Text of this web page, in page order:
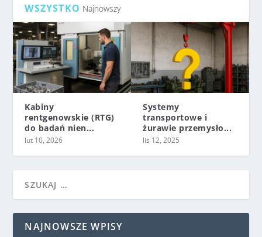
WSZYSTKO Najnowszy
Kabiny
rentgenowskie (RTG)
do badań nien...
lut 10, 2026
Systemy
transportowe i
żurawie przemysło...
lis 12, 2025
NAJNOWSZE WPISY